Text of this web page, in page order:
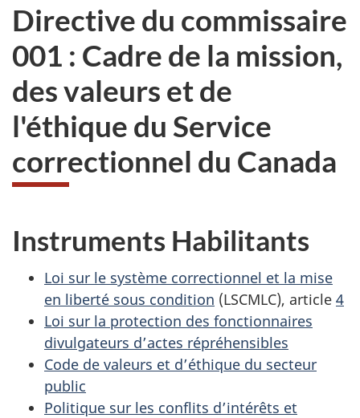
Directive du commissaire
001 : Cadre de la mission,
des valeurs et de
l'éthique du Service
correctionnel du Canada
Instruments Habilitants
Loi sur le système correctionnel et la mise
en liberté sous condition (LSCMLC), article 4
Loi sur la protection des fonctionnaires
divulgateurs d’actes répréhensibles
Code de valeurs et d’éthique du secteur
public
Politique sur les conflits d’intérêts et